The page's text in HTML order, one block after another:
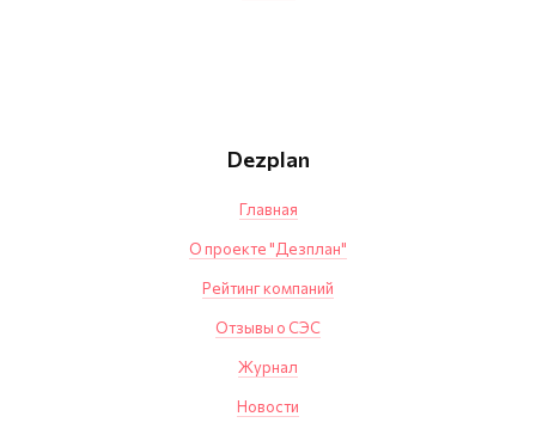
Dezplan
Главная
О проекте "Дезплан"
Рейтинг компаний
Отзывы о СЭС
Журнал
Новости